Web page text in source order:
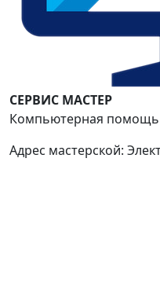
СЕРВИС МАСТЕР
Компьютерная помощь
Адрес мастерской: